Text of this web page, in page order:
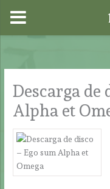
contenido
Descarga de
Alpha et